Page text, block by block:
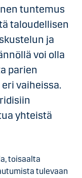
tuntemus
taloudellisen
ja
voi olla
parien
vaiheissa.
yhteistä
toisaalta
tulevaan